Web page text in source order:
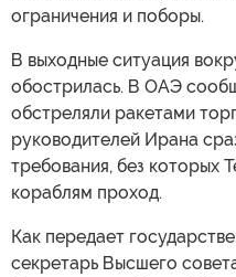
ограничения и поборы.
В выходные ситуация
обострилась. В ОАЭ
обстреляли ракетами
руководителей Ирана
требования, без которых
кораблям проход.
Как передает
секретарь Высшего